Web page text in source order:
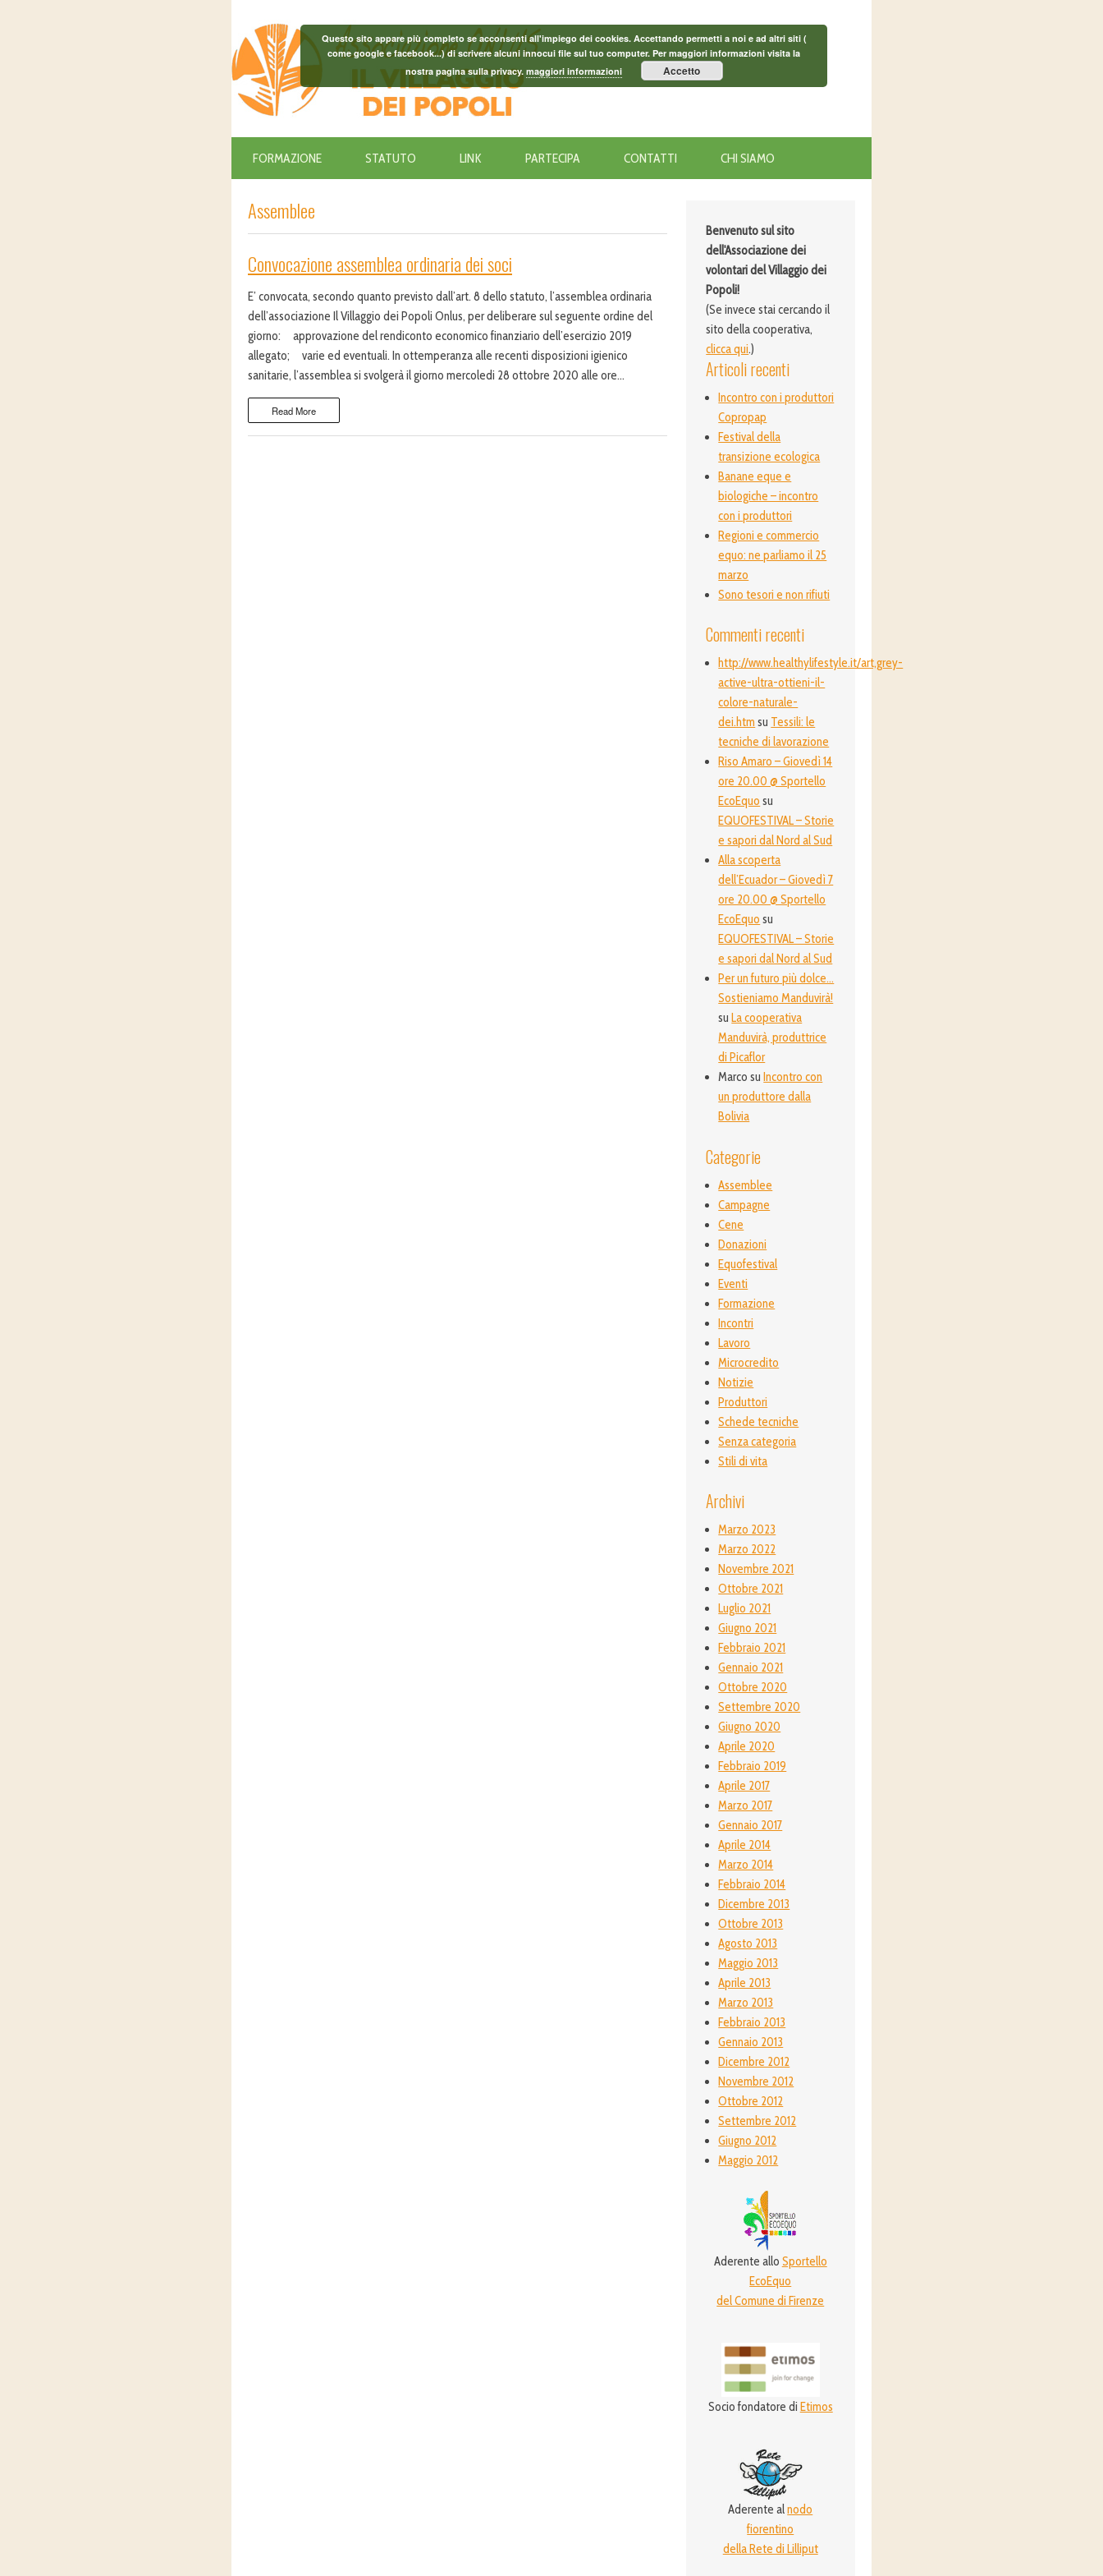
FORMAZIONE STATUTO LINK PARTECIPA CONTATTI CHI SIAMO
Assemblee
Convocazione assemblea ordinaria dei soci
E’ convocata, secondo quanto previsto dall’art. 8 dello statuto, l’assemblea ordinaria
dell’associazione Il Villaggio dei Popoli Onlus, per deliberare sul seguente ordine del
giorno: approvazione del rendiconto economico finanziario dell’esercizio 2019
allegato; varie ed eventuali. In ottemperanza alle recenti disposizioni igienico
sanitarie, l’assemblea si svolgerà il giorno mercoledi 28 ottobre 2020 alle ore…
Read More
Benvenuto sul sito
dell'Associazione dei
volontari del Villaggio dei
Popoli!
(Se invece stai cercando il
sito della cooperativa,
clicca qui.)
Articoli recenti
Incontro con i produttori
Copropap
Festival della
transizione ecologica
Banane eque e
biologiche – incontro
con i produttori
Regioni e commercio
equo: ne parliamo il 25
marzo
Sono tesori e non rifiuti
Commenti recenti
http://www.healthylifestyle.it/art,grey-
active-ultra-ottieni-il-
colore-naturale-
dei.htm su Tessili: le
tecniche di lavorazione
Riso Amaro – Giovedì 14
ore 20.00 @ Sportello
EcoEquo su
EQUOFESTIVAL – Storie
e sapori dal Nord al Sud
Alla scoperta
dell’Ecuador – Giovedì 7
ore 20.00 @ Sportello
EcoEquo su
EQUOFESTIVAL – Storie
e sapori dal Nord al Sud
Per un futuro più dolce…
Sostieniamo Manduvirà!
suLa cooperativa
Manduvirà, produttrice
di Picaflor
Marco suIncontro con
un produttore dalla
Bolivia
Categorie
Assemblee
Campagne
Cene
Donazioni
Equofestival
Eventi
Formazione
Incontri
Lavoro
Microcredito
Notizie
Produttori
Schede tecniche
Senza categoria
Stili di vita
Archivi
Marzo 2023
Marzo 2022
Novembre 2021
Ottobre 2021
Luglio 2021
Giugno 2021
Febbraio 2021
Gennaio 2021
Ottobre 2020
Settembre 2020
Giugno 2020
Aprile 2020
Febbraio 2019
Aprile 2017
Marzo 2017
Gennaio 2017
Aprile 2014
Marzo 2014
Febbraio 2014
Dicembre 2013
Ottobre 2013
Agosto 2013
Maggio 2013
Aprile 2013
Marzo 2013
Febbraio 2013
Gennaio 2013
Dicembre 2012
Novembre 2012
Ottobre 2012
Settembre 2012
Giugno 2012
Maggio 2012
Aderente allo Sportello
EcoEquo
del Comune di Firenze
Socio fondatore di Etimos
Aderente alnodo
fiorentino
della Rete di Lilliput
Questo sito appare più completo se acconsenti all'impiego dei cookies. Accettando permetti a noi e ad altri siti (
come google e facebook...) di scrivere alcuni innocui file sul tuo computer. Per maggiori informazioni visita la
nostra pagina sulla privacy. maggiori informazioni Accetto